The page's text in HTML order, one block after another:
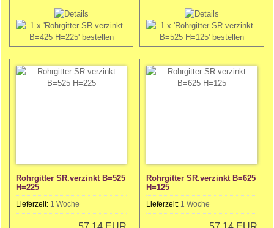
Rohrgitter SR.verzinkt B=525
H=225
Lieferzeit: 1 Woche
Rohrgitter SR.verzinkt B=625
H=125
Lieferzeit: 1 Woche